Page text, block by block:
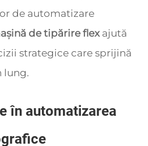
de automatizare
de tipărire flexajută
strategice care sprijină
lung.
în automatizarea